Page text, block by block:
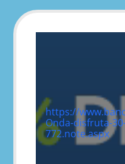
https://
Onda-disfruta-
772.note.aspx